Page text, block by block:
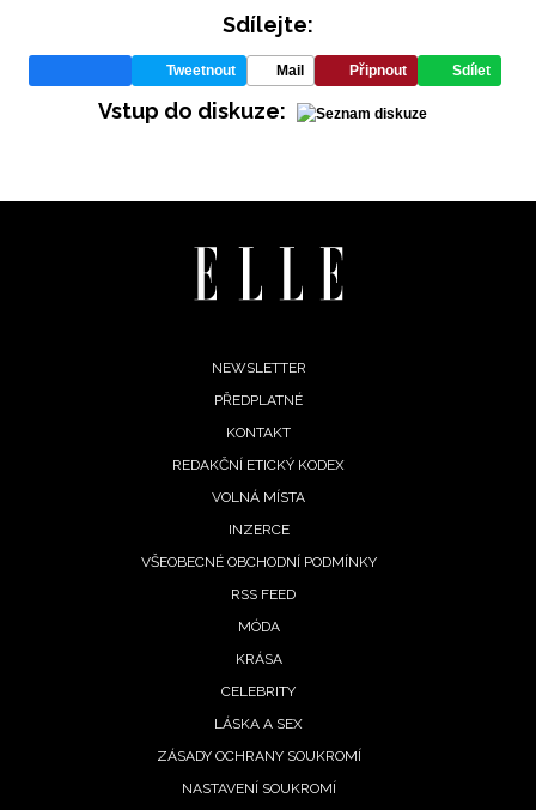
Přihlášením k newsletteru souhlasíte s
- BurdaMedia Extra s.r.o. bude s
Vašimi údaji pracovat zejména k organizaci a
vyhodnocení akce a zasílání novinek.
Sdílejte:
Tweetnout Mail Připnout Sdílet
Vstup do diskuze:
NEWSLETTER
PŘEDPLATNÉ
KONTAKT
REDAKČNÍ ETICKÝ KODEX
VOLNÁ MÍSTA
INZERCE
VŠEOBECNÉ OBCHODNÍ PODMÍNKY
RSS FEED
MÓDA
KRÁSA
CELEBRITY
LÁSKA A SEX
ZÁSADY OCHRANY SOUKROMÍ
NASTAVENÍ SOUKROMÍ